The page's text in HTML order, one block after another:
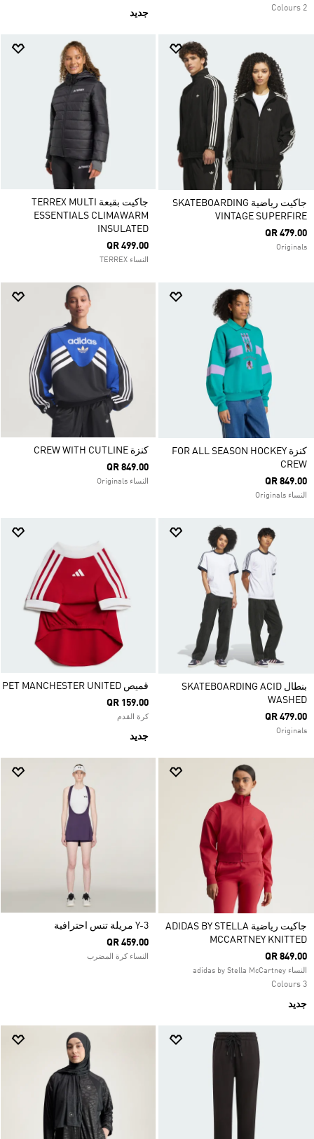
2 Colours جديد
جاكيت رياضية SKATEBOARDING
VINTAGE SUPERFIRE
QR 479.00
Originals
جاكيت بقبعة TERREX MULTI
ESSENTIALS CLIMAWARM
INSULATED
QR 499.00
النساء TERREX
كنزة FOR ALL SEASON HOCKEY
CREW
QR 849.00
النساء Originals
كنزة CREW WITH CUTLINE
QR 849.00
النساء Originals
بنطال SKATEBOARDING ACID
WASHED
QR 479.00
Originals
قميص PET MANCHESTER UNITED
QR 159.00
كرة القدم
جديد
جاكيت رياضية ADIDAS BY STELLA
MCCARTNEY KNITTED
QR 849.00
النساء adidas by Stella McCartney
3 Colours
جديد
Y-3 مريلة تنس احترافية
QR 459.00
النساء كرة المضرب